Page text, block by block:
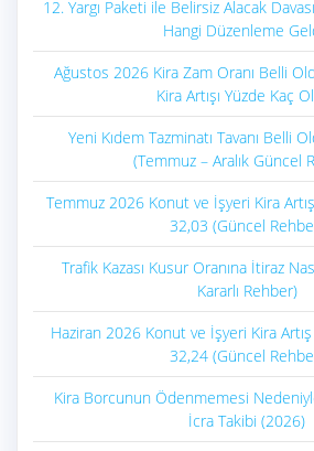
12. Yargı Paketi ile Belirsiz Alacak Davası
Hangi Düzenleme
Ağustos 2026 Kira Zam Oranı Belli
Kira Artışı Yüzde Kaç
Yeni Kıdem Tazminatı Tavanı Belli
(Temmuz – Aralık Güncel
Temmuz 2026 Konut ve İşyeri Kira
32,03 (Güncel
Trafik Kazası Kusur Oranına İtiraz
Kararlı Rehber)
Haziran 2026 Konut ve İşyeri Kira
32,24 (Güncel
Kira Borcunun Ödenmemesi
İcra Takibi (2026)